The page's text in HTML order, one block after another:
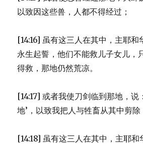
以致因这些兽，人都不得经过；
[14:16] 虽有这三人在其中，主耶和
永生起誓，他们不能救儿子女儿，
得救，那地仍然荒凉。
[14:17] 或者我使刀剑临到那地，说
地’，以致我把人与牲畜从其中剪除
[14:18] 虽有这三人在其中，主耶和